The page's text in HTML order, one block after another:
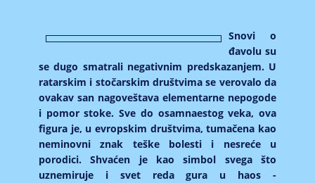
Snovi o
đavolu su
se dugo smatrali negativnim predskazanjem. U
ratarskim i stočarskim društvima se verovalo da
ovakav san nagoveštava elementarne nepogode
i pomor stoke. Sve do osamnaestog veka, ova
figura je, u evropskim društvima, tumačena kao
neminovni znak teške bolesti i nesreće u
porodici. Shvaćen je kao simbol svega što
uznemiruje i svet reda gura u haos -